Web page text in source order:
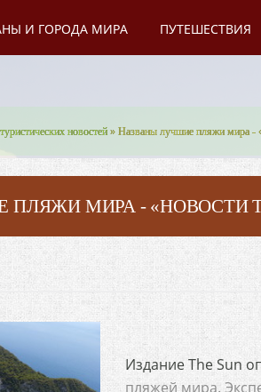
И ГОРОДА МИРА ПУТЕШЕСТВИЯ
новостей » Названы лучшие пляжи мира -
ПЛЯЖИ МИРА - «НОВОСТИ
Издание The Sun
пляжей мира.